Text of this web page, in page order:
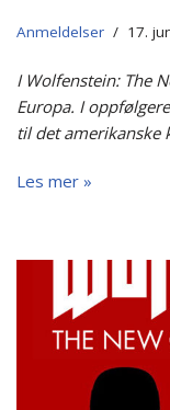
Anmeldelser 17.
I Wolfenstein: The
Europa. I
til det amerikanske
Les mer »